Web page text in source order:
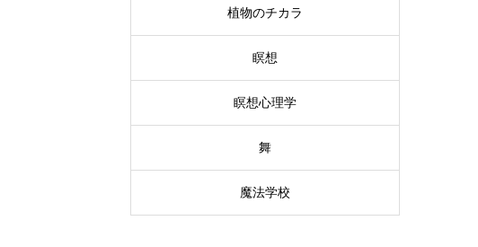
植物のチカラ
瞑想
瞑想心理学
舞
魔法学校